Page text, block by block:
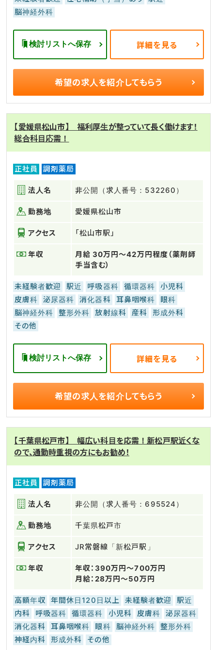
脳神経外科
検討リストへ保存 詳細を見る
希望の求人を紹介してもらう
【愛媛県松山市】 福利厚生が整っていて長く働けます！
総合科目応需！
正社員 調剤薬局
法人名 非公開（求人番号：532260）
勤務地 愛媛県松山市
アクセス 「松山市駅」
年収
月給 30万円～42万円程度（薬剤師
手当含む）
未経験者歓迎 駅近 呼吸器科 循環器科
小児科
皮膚科
泌尿器科 消化器科 耳鼻咽喉科
眼科
脳神経外科
整形外科 放射線科 産科
形成外科
その他
検討リストへ保存 詳細を見る
希望の求人を紹介してもらう
【千葉県松戸市】 幅広い科目を応需！新松戸駅近くな
ので、通勤時重視の方にもお勧め！
正社員 調剤薬局
法人名 非公開（求人番号：695524）
勤務地 千葉県松戸市
アクセス JR常磐線「新松戸駅」
年収
年収：390万円～700万円
月給：28万円～50万円
高額年収 年間休日120日以上 未経験者歓迎
駅近
内科
呼吸器科 循環器科 小児科 皮膚科
泌尿器科
消化器科
耳鼻咽喉科 眼科 脳神経外科
整形外科
神経内科
形成外科 その他